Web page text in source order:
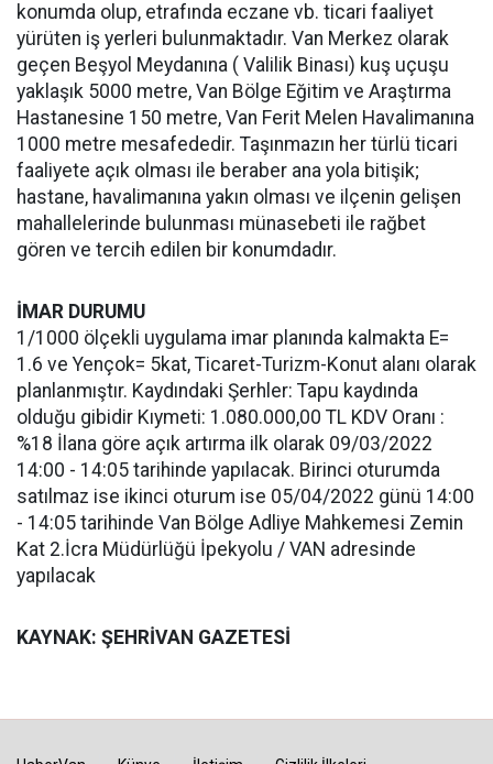
konumda olup, etrafında eczane vb. ticari faaliyet
yürüten iş yerleri bulunmaktadır. Van Merkez olarak
geçen Beşyol Meydanına ( Valilik Binası) kuş uçuşu
yaklaşık 5000 metre, Van Bölge Eğitim ve Araştırma
Hastanesine 150 metre, Van Ferit Melen Havalimanına
1000 metre mesafededir. Taşınmazın her türlü ticari
faaliyete açık olması ile beraber ana yola bitişik;
hastane, havalimanına yakın olması ve ilçenin gelişen
mahallelerinde bulunması münasebeti ile rağbet
gören ve tercih edilen bir konumdadır.
İMAR DURUMU
1/1000 ölçekli uygulama imar planında kalmakta E=
1.6 ve Yençok= 5kat, Ticaret-Turizm-Konut alanı olarak
planlanmıştır. Kaydındaki Şerhler: Tapu kaydında
olduğu gibidir Kıymeti: 1.080.000,00 TL KDV Oranı :
%18 İlana göre açık artırma ilk olarak 09/03/2022
14:00 - 14:05 tarihinde yapılacak. Birinci oturumda
satılmaz ise ikinci oturum ise 05/04/2022 günü 14:00
- 14:05 tarihinde Van Bölge Adliye Mahkemesi Zemin
Kat 2.İcra Müdürlüğü İpekyolu / VAN adresinde
yapılacak
KAYNAK: ŞEHRİVAN GAZETESİ